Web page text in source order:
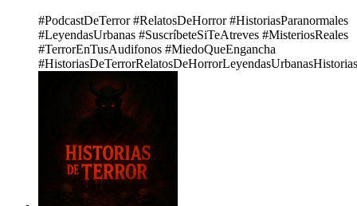
#PodcastDeTerror #RelatosDeHorror #HistoriasParanormales
#LeyendasUrbanas #SuscríbeteSiTeAtreves #MisteriosReales
#TerrorEnTusAudifonos #MiedoQueEngancha